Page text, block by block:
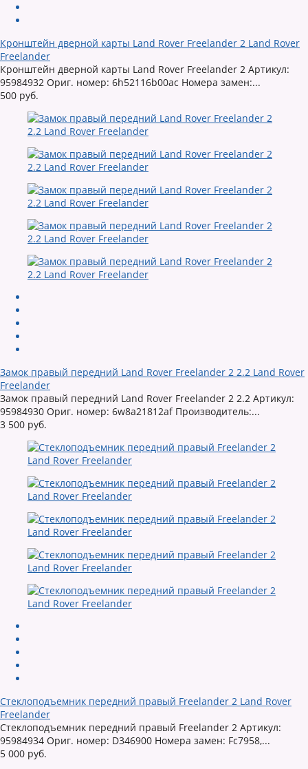
Кронштейн дверной карты Land Rover Freelander 2 Land Rover
Freelander
Кронштейн дверной карты Land Rover Freelander 2 Артикул:
95984932 Ориг. номер: 6h52116b00ac Номера замен:...
500 руб.
Замок правый передний Land Rover Freelander 2 2.2 Land Rover
Freelander
Замок правый передний Land Rover Freelander 2 2.2 Артикул:
95984930 Ориг. номер: 6w8a21812af Производитель:...
3 500 руб.
Стеклоподъемник передний правый Freelander 2 Land Rover
Freelander
Стеклоподъемник передний правый Freelander 2 Артикул:
95984934 Ориг. номер: D346900 Номера замен: Fc7958,...
5 000 руб.